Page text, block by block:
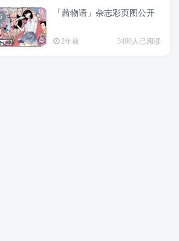
「茜物语」杂志彩页图公开
2年前 3490人已阅读
2年前 5055人已阅读
经典杯子蛋糕 佐岸 漫画「经
典杯子蛋糕」宣布真人日剧